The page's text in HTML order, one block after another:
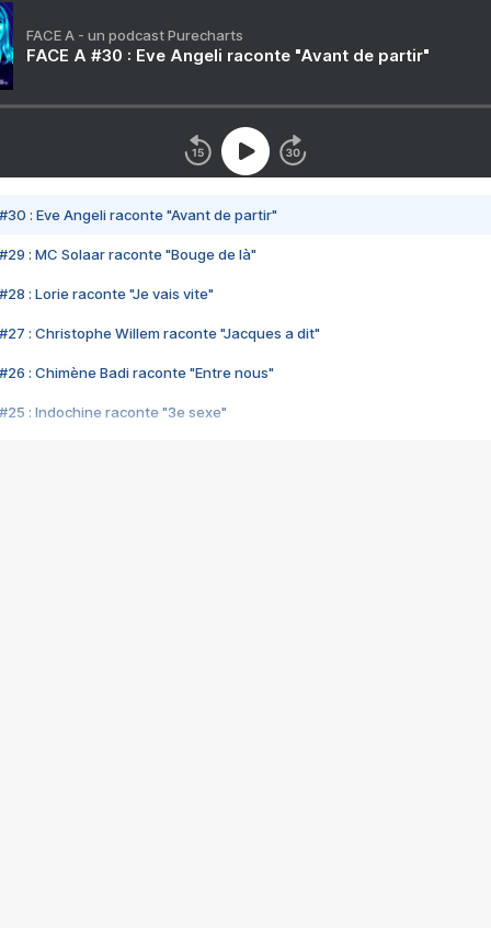
FACE A - un podcast Purecharts
FACE A #30 : Eve Angeli raconte "Avant de partir"
#30 : Eve Angeli raconte "Avant de partir"
#29 : MC Solaar raconte "Bouge de là"
#28 : Lorie raconte "Je vais vite"
#27 : Christophe Willem raconte "Jacques a dit"
#26 : Chimène Badi raconte "Entre nous"
#25 : Indochine raconte "3e sexe"